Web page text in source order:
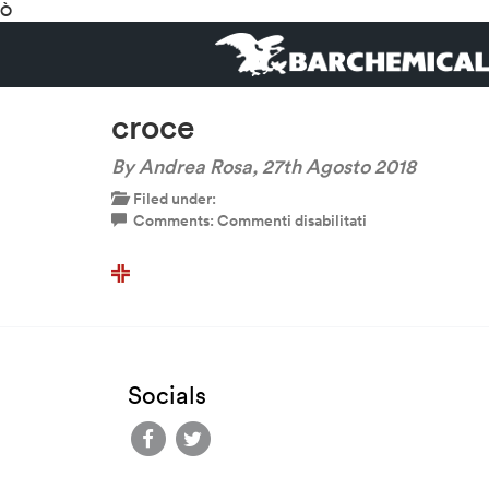
Ò
croce
By Andrea Rosa,27th Agosto 2018
Filed under:
Comments: Commenti disabilitati
Socials